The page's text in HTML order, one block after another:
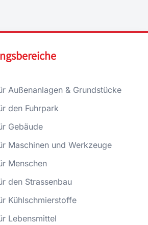
Außenanlagen & Grundstücke
den Fuhrpark
Gebäude
Maschinen und Werkzeuge
Menschen
den Strassenbau
Kühlschmierstoffe
Lebensmittel